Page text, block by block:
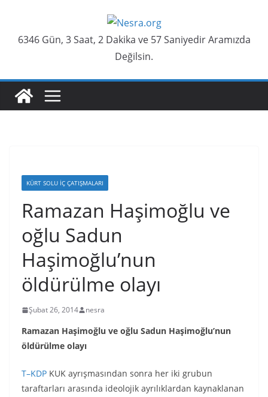
content6346 Gün, 3 Saat, 2 Dakika ve 58 Saniyedir Aramızda
Değilsin.
KÜRT SOLU İÇ ÇATIŞMALARI
Ramazan Haşimoğlu ve
oğlu Sadun
Haşimoğlu’nun
öldürülme olayı
Şubat 26, 2014 nesra
Ramazan Haşimoğlu ve oğlu Sadun Haşimoğlu’nun
öldürülme olayı
T–KDP KUK ayrışmasından sonra her iki grubun
taraftarları arasında ideolojik ayrılıklardan kaynaklanan